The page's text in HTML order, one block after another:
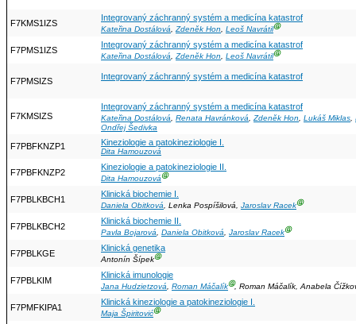
F7KMS1IZS
Integrovaný záchranný systém a medicína katastrof
Kateřina Dostálová,Zdeněk Hon, Leoš NavrátilⒼ
F7PMS1IZS
Integrovaný záchranný systém a medicína katastrof
Kateřina Dostálová,Zdeněk Hon, Leoš NavrátilⒼ
F7PMSIZS Integrovaný záchranný systém a medicína katastrof
F7KMSIZS
Integrovaný záchranný systém a medicína katastrof
Kateřina Dostálová, Renata Havránková,Zdeněk Hon, Lukáš Miklas,
Ondřej Šedivka
F7PBFKNZP1 Kineziologie a patokineziologie I.
Dita Hamouzová
F7PBFKNZP2
Kineziologie a patokineziologie II.
Dita HamouzováⒼ
F7PBLKBCH1
Klinická biochemie I.
Daniela Obitková, Lenka Pospíšilová, Jaroslav RacekⒼ
F7PBLKBCH2
Klinická biochemie II.
Pavla Bojarová, Daniela Obitková, Jaroslav RacekⒼ
F7PBLKGE
Klinická genetika
Antonín ŠípekⒼ
F7PBLKIM
Klinická imunologie
Jana Hudzietzová, Roman MáčalíkⒼ, Roman Máčalík, Anabela
F7PMFKIPA1
Klinická kineziologie a patokineziologie I.
Maja ŠpiritovićⒼ